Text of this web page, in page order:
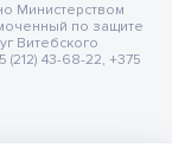
Министерством
по защите
Витебского
(212) 43-68-22, +375